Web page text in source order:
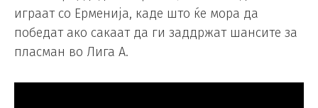
играат со Ерменија, каде што ќе мора да
победат ако сакаат да ги заддржат шансите за
пласман во Лига А.